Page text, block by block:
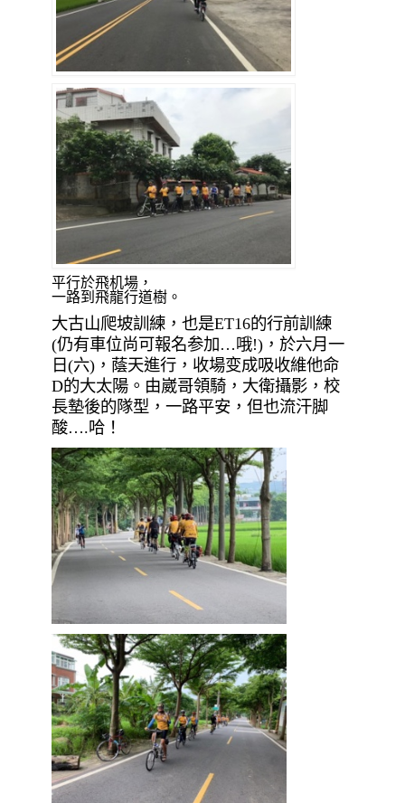
平行於飛机場，
一路到飛龍行道樹。
大古山爬坡訓練，也是ET16的行前訓練
(仍有車位尚可報名参加…哦!)，於六月一
日(六)，蔭天進行，收場变成吸收維他命
D的大太陽。由崴哥領騎，大衛攝影，校
長墊後的隊型，一路平安，但也流汗脚
酸….哈！